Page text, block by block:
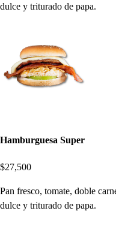
dulce y triturado de papa.
Hamburguesa Super
$27,500
Pan fresco, tomate, doble
dulce y triturado de papa.